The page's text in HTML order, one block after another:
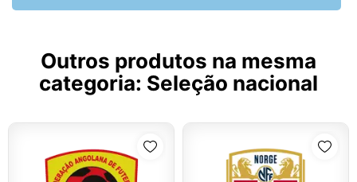
Outros produtos na mesma
categoria: Seleção nacional